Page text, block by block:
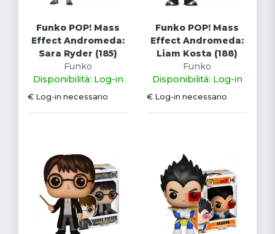
Funko POP! Mass
Effect Andromeda:
Sara Ryder (185)
Funko
Disponibilità: Log-in
€ Log-in necessario
Funko POP! Mass
Effect Andromeda:
Liam Kosta (188)
Funko
Disponibilità: Log-in
€ Log-in necessario